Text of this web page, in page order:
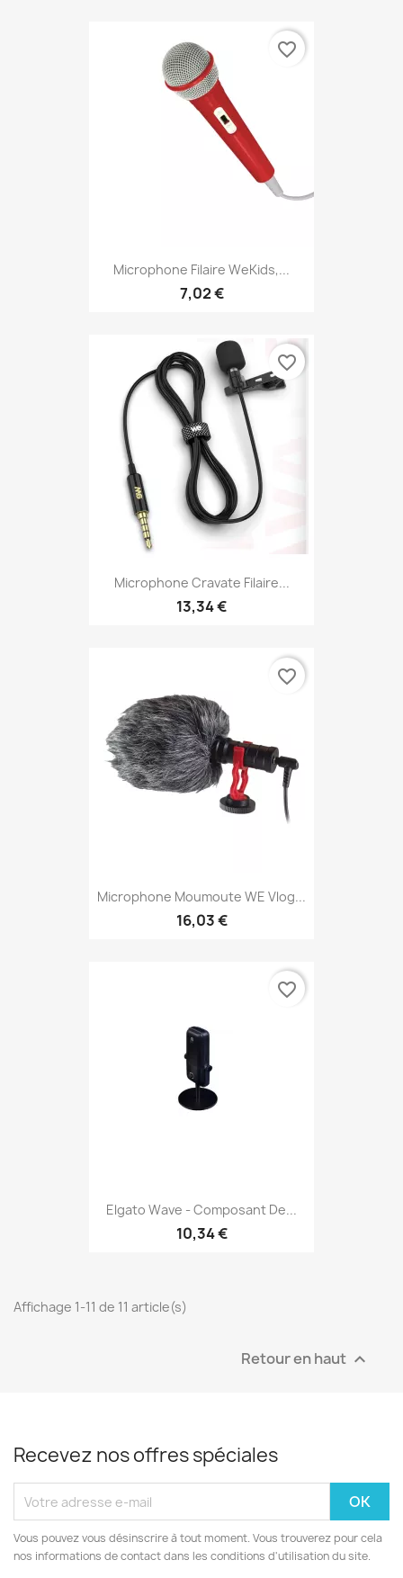
Microphone Filaire WeKids,...
7,02 €
favorite_border
Microphone Cravate Filaire...
13,34 €
favorite_border
Microphone Moumoute WE Vlog...
16,03 €
favorite_border
Elgato Wave - Composant De...
10,34 €
favorite_border
Affichage 1-11 de 11 article(s)
Retour en haut 
Recevez nos offres spéciales
Vous pouvez vous désinscrire à tout moment. Vous trouverez pour cela
nos informations de contact dans les conditions d'utilisation du site.